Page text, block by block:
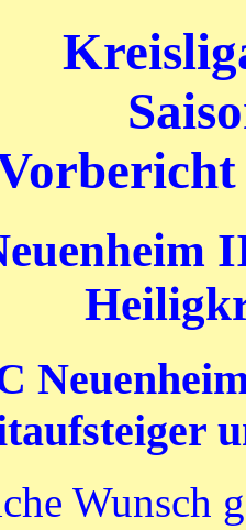
Wunsch